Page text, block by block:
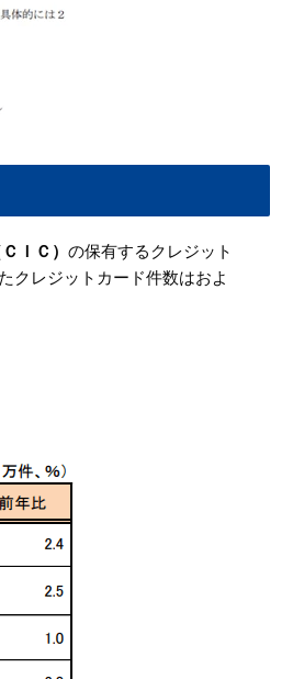
ＩＣ） の保有するクレジット
クレジットカード件数はおよ